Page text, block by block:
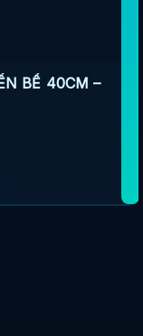
BỂ 40CM –